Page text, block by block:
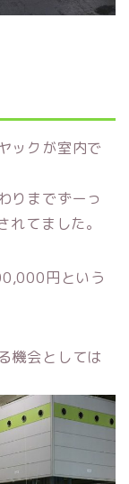
ックが室内で
りまでずーっ
てました。
円という
機会としては